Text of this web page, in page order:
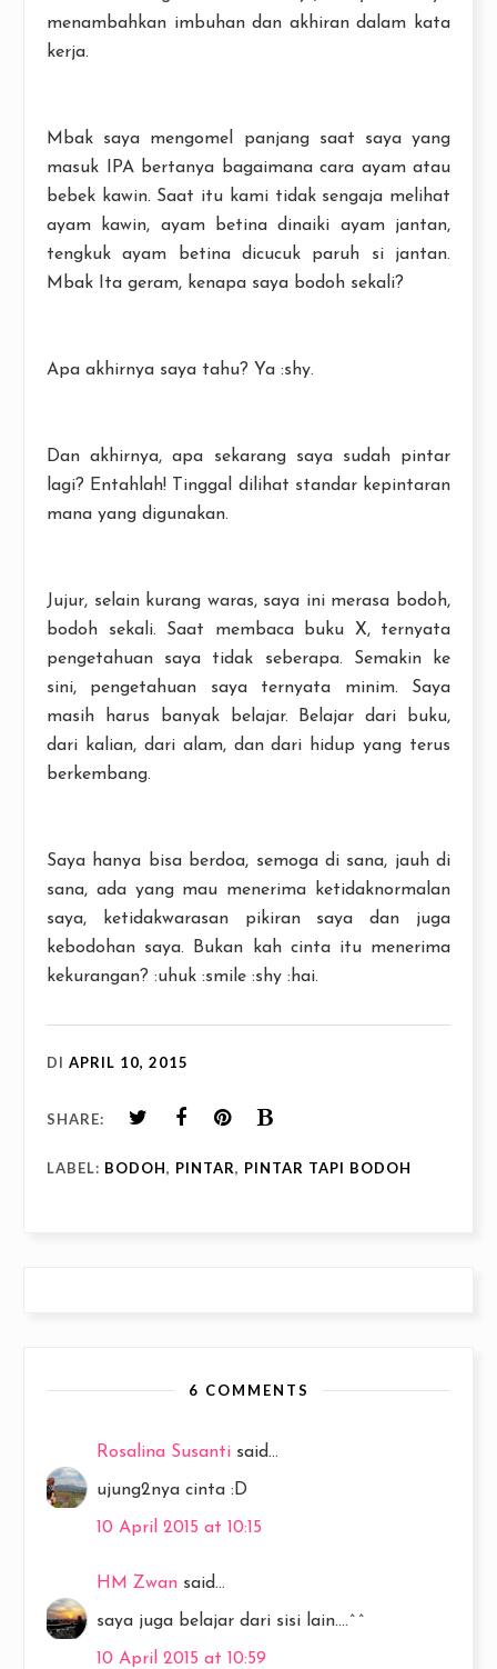
menambahkan imbuhan dan akhiran dalam kata
kerja.
Mbak saya mengomel panjang saat saya yang
masuk IPA bertanya bagaimana cara ayam atau
bebek kawin. Saat itu kami tidak sengaja melihat
ayam kawin, ayam betina dinaiki ayam jantan,
tengkuk ayam betina dicucuk paruh si jantan.
Mbak Ita geram, kenapa saya bodoh sekali?
Apa akhirnya saya tahu? Ya :shy.
Dan akhirnya, apa sekarang saya sudah pintar
lagi? Entahlah! Tinggal dilihat standar kepintaran
mana yang digunakan.
Jujur, selain kurang waras, saya ini merasa bodoh,
bodoh sekali. Saat membaca buku X, ternyata
pengetahuan saya tidak seberapa. Semakin ke
sini, pengetahuan saya ternyata minim. Saya
masih harus banyak belajar. Belajar dari buku,
dari kalian, dari alam, dan dari hidup yang terus
berkembang.
Saya hanya bisa berdoa, semoga di sana, jauh di
sana, ada yang mau menerima ketidaknormalan
saya, ketidakwarasan pikiran saya dan juga
kebodohan saya. Bukan kah cinta itu menerima
kekurangan? :uhuk :smile :shy :hai.
DI APRIL 10, 2015
SHARE:
LABEL: BODOH, PINTAR, PINTAR TAPI BODOH
6 COMMENTS
Rosalina Susanti said...
ujung2nya cinta :D
10 April 2015 at 10:15
HM Zwan said...
saya juga belajar dari sisi lain....^^
10 April 2015 at 10:59